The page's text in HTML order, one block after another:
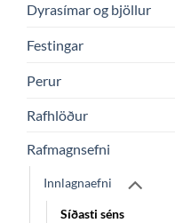
Dyrasímar og bjöllur
Festingar
Perur
Rafhlöður
Rafmagnsefni
Innlagnaefni
Síðasti séns